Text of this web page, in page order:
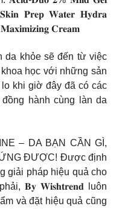
𝐏𝐫𝐞𝐩 𝐖𝐚𝐭𝐞𝐫 𝐇𝐲𝐝𝐫𝐚
𝐂𝐫𝐞𝐚𝐦
da khỏe sẽ đến từ việc
học với những sản
khi giờ đây đã có các
đồng hành cùng làn da
– DA BẠN CẦN GÌ,
ĐƯỢC! Được định
giải pháp hiệu quả cho
𝐁𝐲 𝐖𝐢𝐬𝐡𝐭𝐫𝐞𝐧𝐝 luôn
và đặt hiệu quả cũng